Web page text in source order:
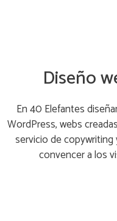
Diseño
En 40 Elefantes
WordPress, webs
servicio de
convencer a los